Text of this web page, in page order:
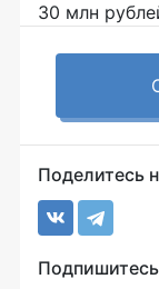
30 млн
Поделитесь